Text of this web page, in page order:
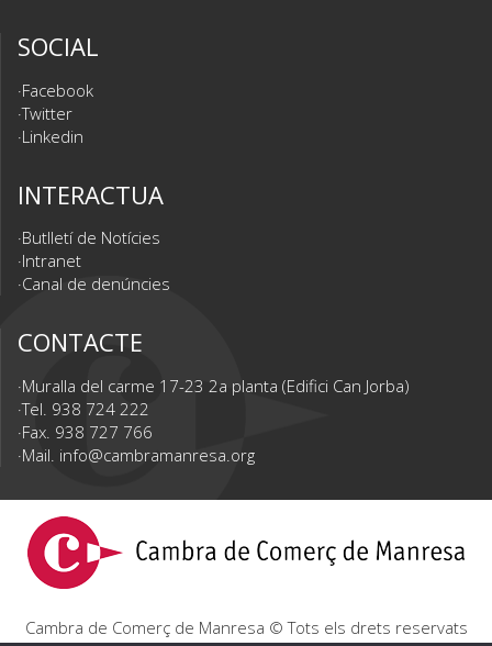
SOCIAL
Facebook
Twitter
Linkedin
INTERACTUA
Butlletí de Notícies
Intranet
Canal de denúncies
CONTACTE
Muralla del carme 17-23 2a planta (Edifici Can Jorba)
Tel. 938 724 222
Fax. 938 727 766
Mail. info@cambramanresa.org
Cambra de Comerç de Manresa © Tots els drets reservats